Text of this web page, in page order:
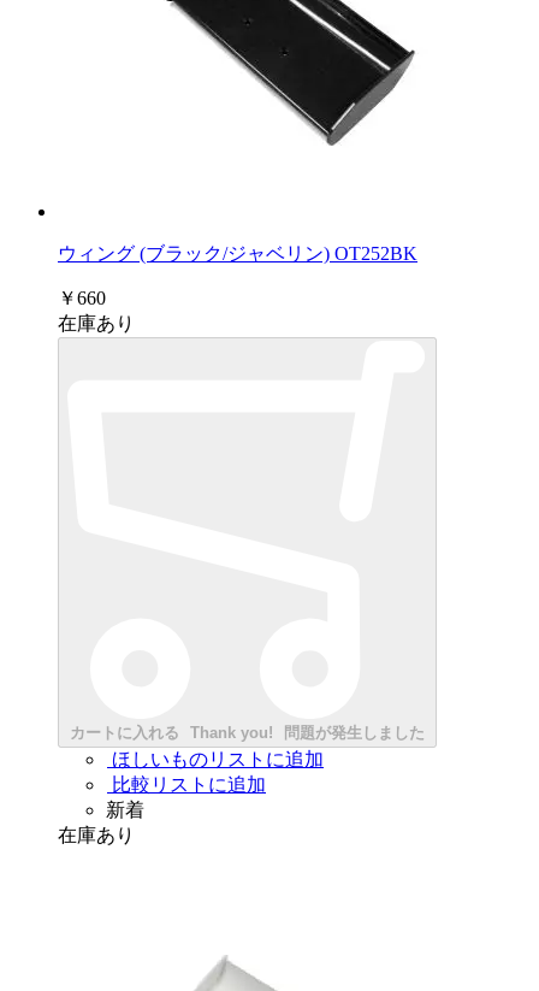
ウィング (ブラック/ジャベリン) OT252BK
￥660
在庫あり
カートに入れる Thank you! 問題が発生しました
ほしいものリストに追加
比較リストに追加
新着
在庫あり